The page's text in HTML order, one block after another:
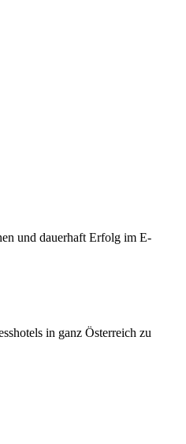
und dauerhaft Erfolg im E-
in ganz Österreich zu